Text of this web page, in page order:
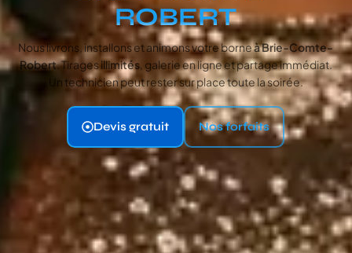
ROBERT
Nous livrons, installons et animons votre borneà Brie-Comte-
Robert. Tirages illimités, galerie en ligne et partage immédiat.
Un technicien peut rester sur place toute la soirée.
Devis gratuit Nos forfaits